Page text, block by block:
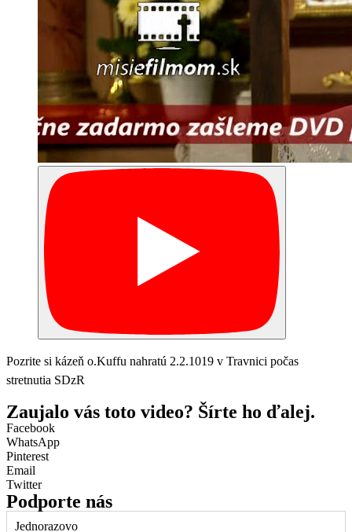
Pozrite si kázeň o.Kuffu nahratú 2.2.1019 v Travnici počas
stretnutia SDzR
Zaujalo vás toto video? Šírte ho ďalej.
Facebook
WhatsApp
Pinterest
Email
Twitter
Podporte nás
Jednorazovo